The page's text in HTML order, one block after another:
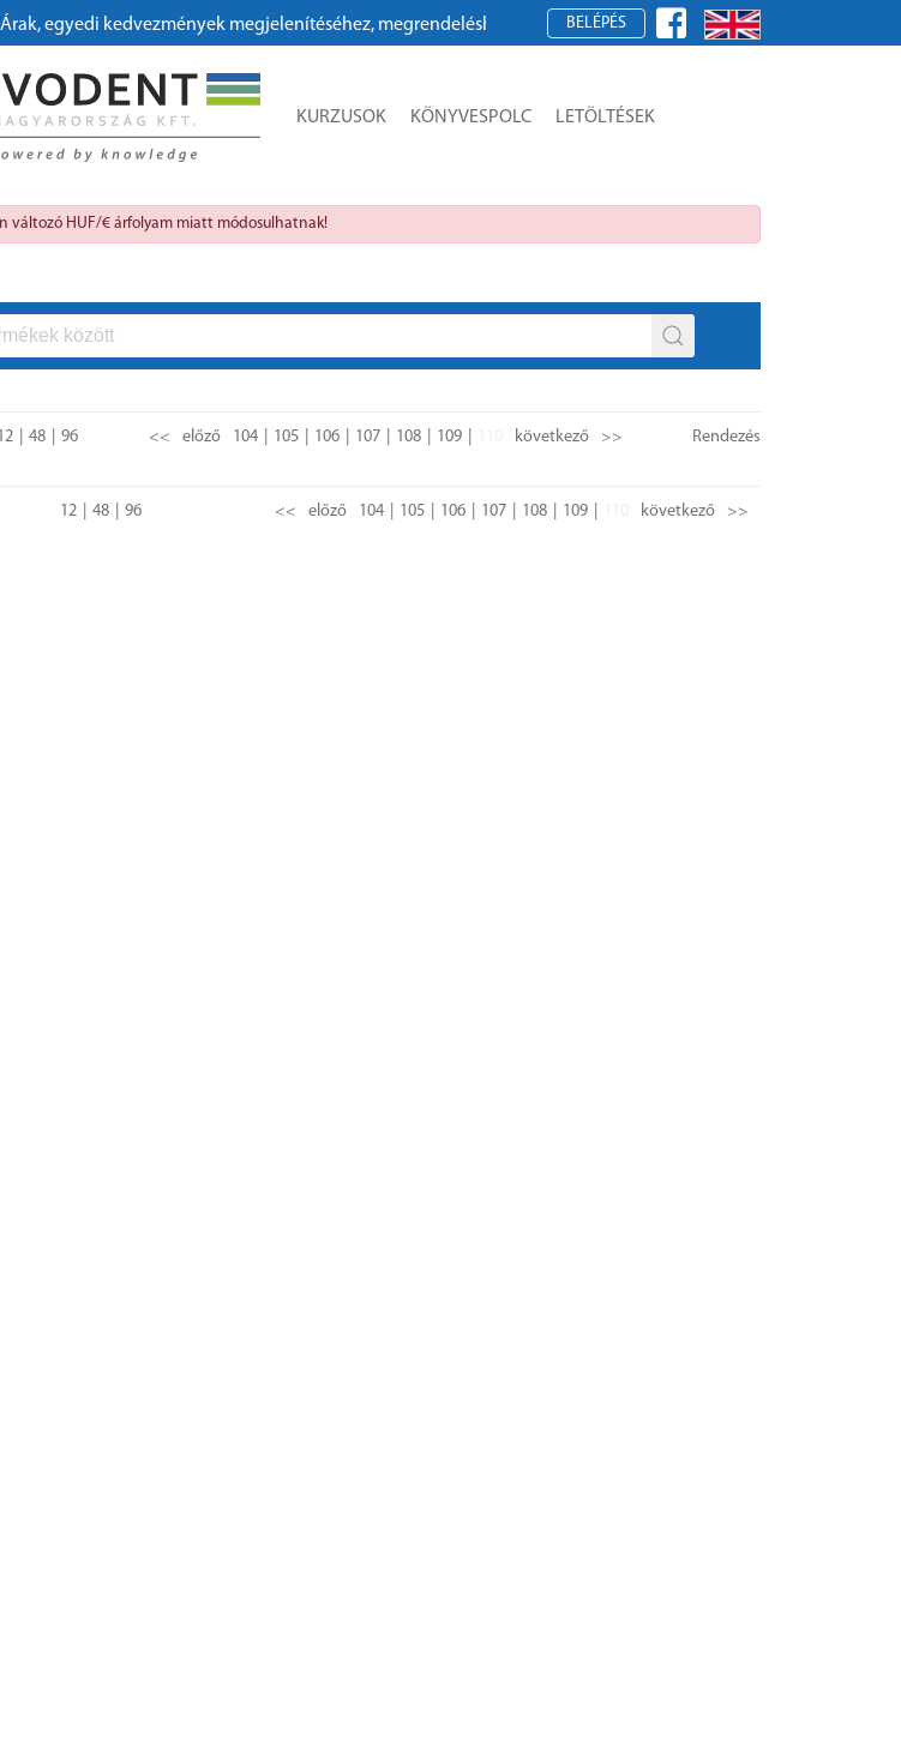
megjelenítéséhez, megrendeléshez kérjük, regisztráljon! BELÉPÉS
KURZUSOK KÖNYVESPOLC LETÖLTÉSEK
változó HUF/€ árfolyam miatt módosulhatnak!
48 96 << előző 104 105 106 107 108 109 következő >> Rendezés
12 48 96 << előző 104 105 106 107 108 109 következő >>